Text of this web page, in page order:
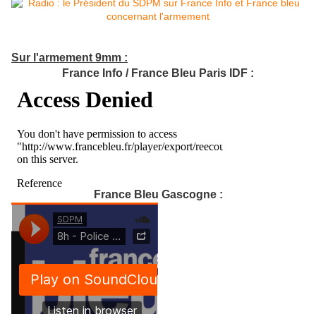
Sur l'armement 9mm :
France Info / France Bleu Paris IDF :
France Bleu Gascogne :